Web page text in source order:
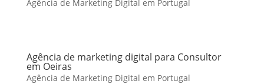
Agência de Marketing Digital em Portugal
Agência de marketing digital para Consultor
em Oeiras
Agência de Marketing Digital em Portugal